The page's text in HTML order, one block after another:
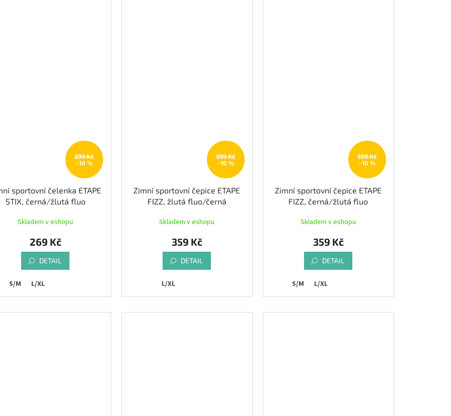
299 Kč
–10 %
sportovní čelenka ETAPE
STIX, černá/žlutá fluo
Skladem v eshopu
269 Kč
DETAIL
S/M L/XL
399 Kč
–10 %
Zimní sportovní čepice ETAPE
FIZZ, žlutá fluo/černá
Skladem v eshopu
359 Kč
DETAIL
L/XL
399 Kč
–10 %
Zimní sportovní čepice ETAPE
FIZZ, černá/žlutá fluo
Skladem v eshopu
359 Kč
DETAIL
S/M L/XL